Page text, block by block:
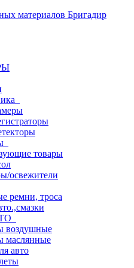
товары
освежители
ремни, троса
воздушные
маслянные
авто